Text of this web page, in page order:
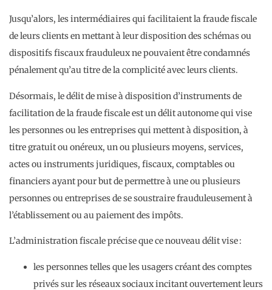
Jusqu’alors, les intermédiaires qui facilitaient la fraude fiscale
de leurs clients en mettant à leur disposition des schémas ou
dispositifs fiscaux frauduleux ne pouvaient être condamnés
pénalement qu’au titre de la complicité avec leurs clients.
Désormais, le délit de mise à disposition d’instruments de
facilitation de la fraude fiscale est un délit autonome qui vise
les personnes ou les entreprises qui mettent à disposition, à
titre gratuit ou onéreux, un ou plusieurs moyens, services,
actes ou instruments juridiques, fiscaux, comptables ou
financiers ayant pour but de permettre à une ou plusieurs
personnes ou entreprises de se soustraire frauduleusement à
l’établissement ou au paiement des impôts.
L’administration fiscale précise que ce nouveau délit vise :
les personnes telles que les usagers créant des comptes
privés sur les réseaux sociaux incitant ouvertement leurs